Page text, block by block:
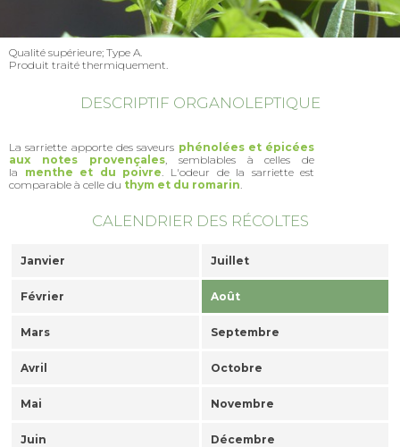
Qualité supérieure; Type A.
Produit traité thermiquement.
DESCRIPTIF ORGANOLEPTIQUE
La sarriette apporte des saveurs phénolées et épicées
aux notes provençales, semblables à celles de
la menthe et du poivre . L'odeur de la sarriette est
comparable à celle du thym et du romarin
CALENDRIER DES RÉCOLTES
Janvier Juillet
Février Août
Mars Septembre
Avril Octobre
Mai Novembre
Juin Décembre